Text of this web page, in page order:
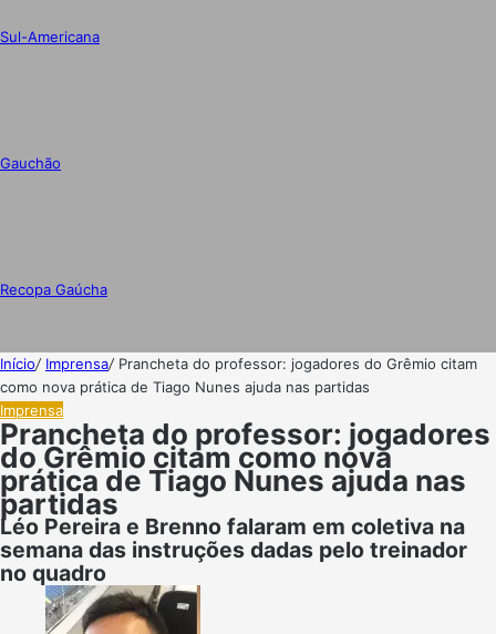
Sul-Americana
Gauchão
Recopa Gaúcha
Início/ Imprensa/ Prancheta do professor: jogadores do Grêmio citam
como nova prática de Tiago Nunes ajuda nas partidas
Imprensa
Prancheta do professor: jogadores
do Grêmio citam como nova
prática de Tiago Nunes ajuda nas
partidas
Léo Pereira e Brenno falaram em coletiva na
semana das instruções dadas pelo treinador
no quadro